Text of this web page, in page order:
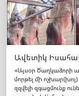
«Այսօր Ծաղկաձորի
մորթել մի ոչխար(խոյ)
զզվելի զգացմունք
գազան…Խե՜ղճ